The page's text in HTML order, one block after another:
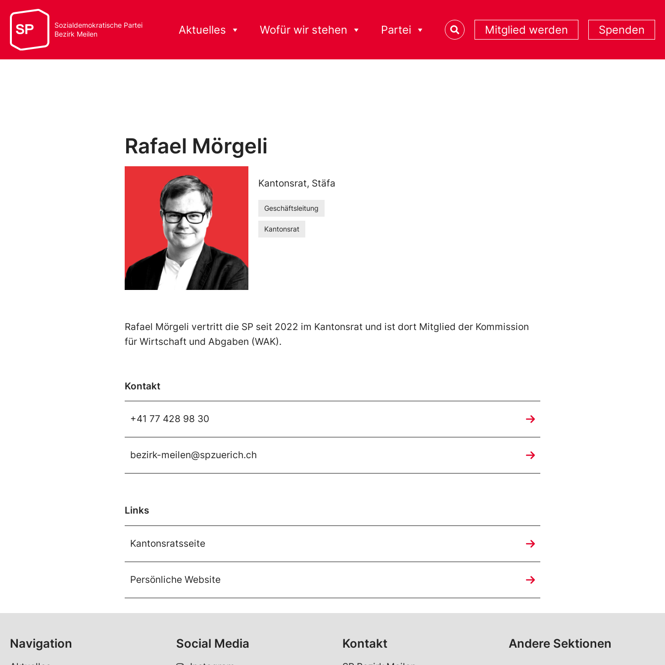
Sozialdemokratische Partei
Bezirk Meilen
Aktuelles Wofür wir stehen Partei Mitglied werden Spenden
Rafael Mörgeli
Kantonsrat, Stäfa
Geschäftsleitung
Kantonsrat
Rafael Mörgeli vertritt die SP seit 2022 im Kantonsrat und ist dort Mitglied der Kommission
für Wirtschaft und Abgaben (WAK).
Kontakt
+41 77 428 98 30
bezirk-meilen@spzuerich.ch
Links
Kantonsratsseite
Persönliche Website
Navigation Social Media Kontakt Andere Sektionen